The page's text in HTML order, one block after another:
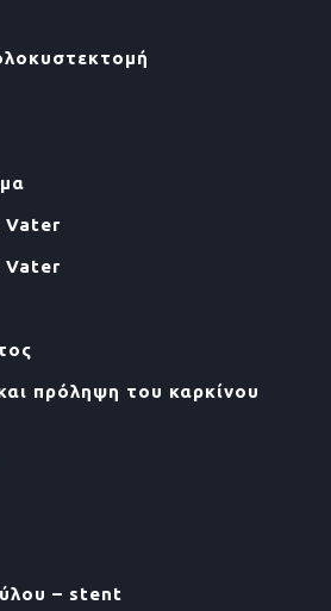
Vater
Vater
πρόληψη του καρκίνου
– stent